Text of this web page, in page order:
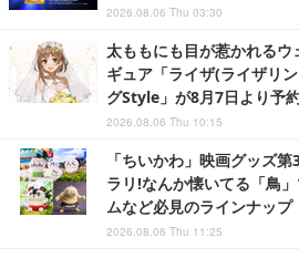
2026.08.06 Thu 03:30
太ももにも目が惹かれる
ギュア「ライザ(ライザリ
グStyle」が8月7日より予
2026.08.06 Thu 10:15
「ちいかわ」映画グッズ
ラリ!なんか懐いてる「鳥
ムなど必見のラインナップ
2026.08.06 Thu 11:25